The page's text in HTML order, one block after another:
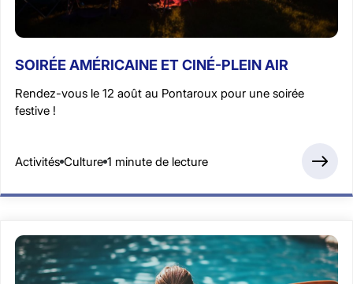
SOIRÉE AMÉRICAINE ET CINÉ-PLEIN AIR
Rendez-vous le 12 août au Pontaroux pour une soirée
festive !
Activités Culture 1 minute de lecture